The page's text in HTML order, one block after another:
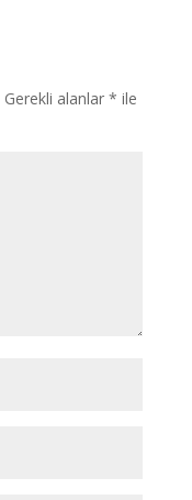
Gerekli alanlar * ile